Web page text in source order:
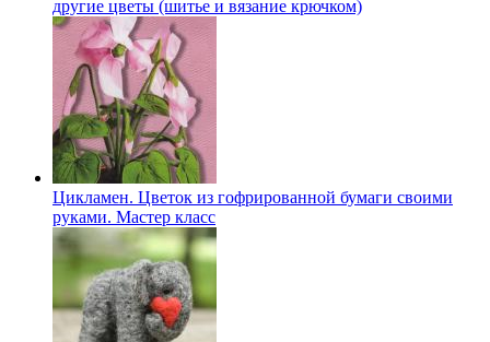
другие цветы (шитье и вязание крючком)
Цикламен. Цветок из гофрированной бумаги своими
руками. Мастер класс